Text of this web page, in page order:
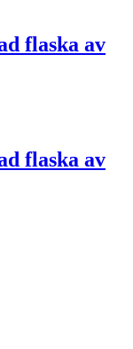
flaska av
flaska av